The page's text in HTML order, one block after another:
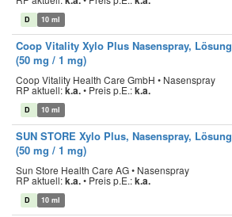
D 10 ml
Coop Vitality Xylo Plus Nasenspray, Lösung
(50 mg / 1 mg)
Coop Vitality Health Care GmbH • Nasenspray
RP aktuell:k.a.• Preis p.E.:k.a.
D 10 ml
SUN STORE Xylo Plus, Nasenspray, Lösung
(50 mg / 1 mg)
Sun Store Health Care AG • Nasenspray
RP aktuell:k.a.• Preis p.E.:k.a.
D 10 ml